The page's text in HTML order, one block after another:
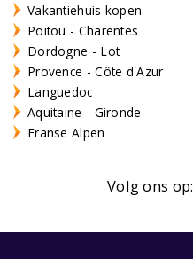
Vakantiehuis kopen
Poitou - Charentes
Dordogne - Lot
Provence - Côte d'Azur
Languedoc
Aquitaine - Gironde
Franse Alpen
Volg ons op: